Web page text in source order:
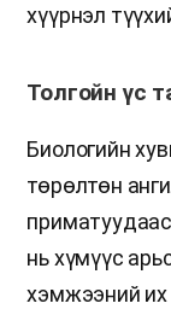
хүүрнэл
Толгойн үс
Биологийн
төрөлтөн
нь хүмүүс
хэмжээний их